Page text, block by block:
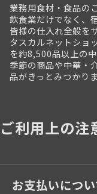
業務用食材・食品の
飲食業だけでなく、
皆様の仕入れ全般を
タスカルネットショ
を約8,500品以上の
季節の商品や中華・
品がきっとみつかりま
ご利用上の注
お支払いについ